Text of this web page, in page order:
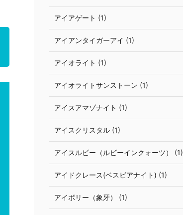
アイアゲート (1)
アイアンタイガーアイ (1)
アイオライト (1)
アイオライトサンストーン (1)
アイスアマゾナイト (1)
アイスクリスタル (1)
アイスルビー（ルビーインクォーツ） (1)
アイドクレース(ベスビアナイト) (1)
アイボリー（象牙） (1)